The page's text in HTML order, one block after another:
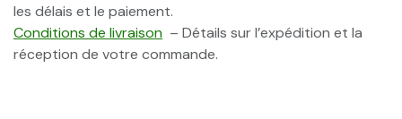
les délais et le paiement.
Conditions de livraison – Détails sur l’expédition et la
réception de votre commande.